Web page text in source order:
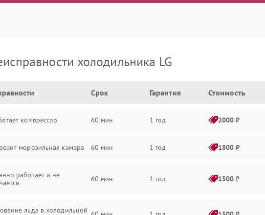
холодильника LG
Срок Гарантия Стоимость
компрессор 60 мин 1 год 2000 ₽
морозильная камера 60 мин 1 год 1800 ₽
работает и не
60 мин 1 год 1500 ₽
льда в холодильной